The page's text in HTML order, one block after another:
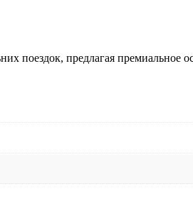
поездок, предлагая премиальное